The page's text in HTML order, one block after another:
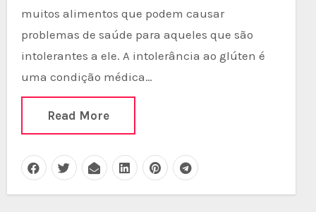
muitos alimentos que podem causar
problemas de saúde para aqueles que são
intolerantes a ele. A intolerância ao glúten é
uma condição médica…
Read More